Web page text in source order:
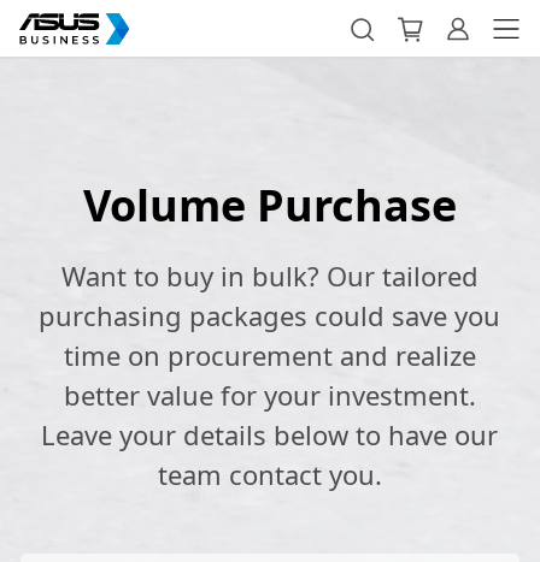
Volume Purchase
Want to buy in bulk? Our tailored
purchasing packages could save you
time on procurement and realize
better value for your investment.
Leave your details below to have our
team contact you.